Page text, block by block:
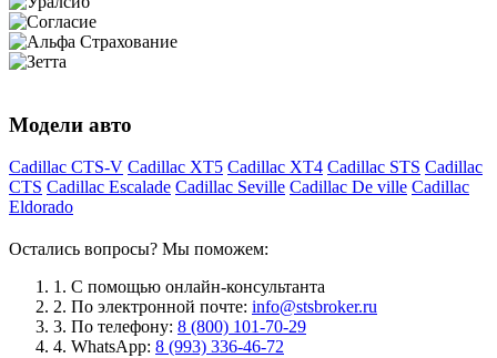
Модели авто
Cadillac CTS-V Cadillac XT5 Cadillac XT4 Cadillac STS Cadillac
CTS Cadillac Escalade Cadillac Seville Cadillac De ville Cadillac
Eldorado
Остались вопросы? Мы поможем:
1. С помощью онлайн-консультанта
2. По электронной почте: info@stsbroker.ru
3. По телефону: 8 (800) 101-70-29
4. WhatsApp: 8 (993) 336-46-72